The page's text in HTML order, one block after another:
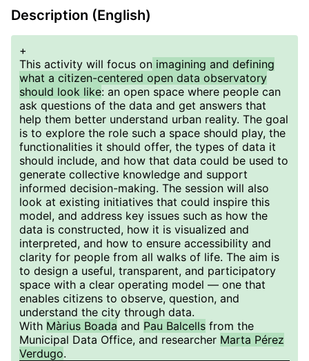
Description (English)
+
This activity will focus on imagining and defining
what a citizen-centered open data observatory
should look like: an open space where people can
ask questions of the data and get answers that
help them better understand urban reality. The goal
is to explore the role such a space should play, the
functionalities it should offer, the types of data it
should include, and how that data could be used to
generate collective knowledge and support
informed decision-making. The session will also
look at existing initiatives that could inspire this
model, and address key issues such as how the
data is constructed, how it is visualized and
interpreted, and how to ensure accessibility and
clarity for people from all walks of life. The aim is
to design a useful, transparent, and participatory
space with a clear operating model — one that
enables citizens to observe, question, and
understand the city through data.
With Màrius Boada and Pau Balcells from the
Municipal Data Office, and researcher Marta Pérez
Verdugo.